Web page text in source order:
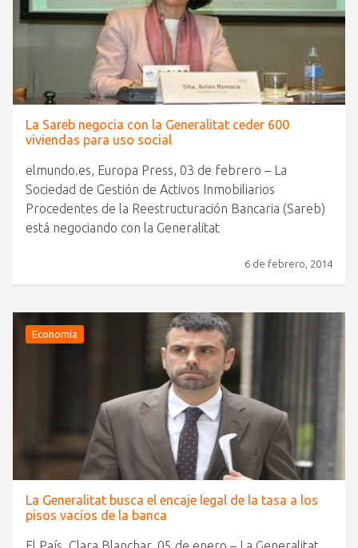
La Sareb negocia con la Generalitat ceder 600
viviendas para uso social
elmundo.es, Europa Press, 03 de febrero – La
Sociedad de Gestión de Activos Inmobiliarios
Procedentes de la Reestructuración Bancaria (Sareb)
está negociando con la Generalitat
6 de febrero, 2014
Economía
La Generalitat busca el encaje legal de la tasa a los
pisos vacíos de la banca